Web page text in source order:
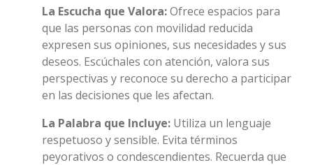
La Escucha que Valora:Ofrece espacios para
que las personas con movilidad reducida
expresen sus opiniones, sus necesidades y sus
deseos. Escúchales con atención, valora sus
perspectivas y reconoce su derecho a participar
en las decisiones que les afectan.
La Palabra que Incluye: Utiliza un lenguaje
respetuoso y sensible. Evita términos
peyorativos o condescendientes. Recuerda que